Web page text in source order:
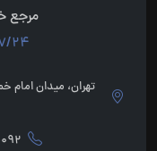
مرجع
7/24 پشتیبان شما